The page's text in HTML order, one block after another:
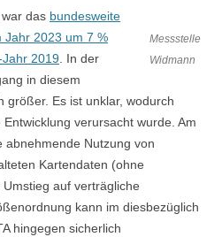
Messstelle
Widmann
das bundesweite
Jahr 2023 um 7 %
2019. In der
in diesem
größer. Es ist unklar, wodurch
verursacht wurde. Am
abnehmende Nutzung von
Kartendaten (ohne
auf verträgliche
kann im diesbezüglich
hingegen sicherlich